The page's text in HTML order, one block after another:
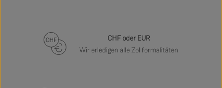
CHF oder EUR
Wir erledigen alle Zollformalitäten